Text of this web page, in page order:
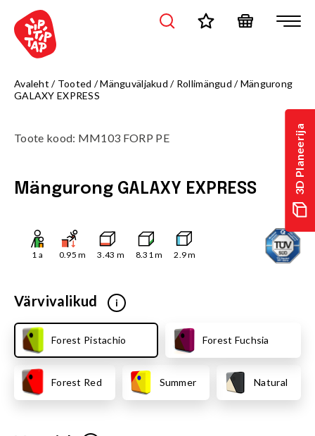
3D Planeerija
Avaleht / Tooted /Mänguväljakud / Rollimängud /Mängurong
GALAXY EXPRESS
Toote kood: MM103 FORP PE
Mängurong GALAXY EXPRESS
1 a 0.95 m 3.43 m 8.31m 2.9m
Värvivalikud i
Forest Pistachio Forest Fuchsia
Forest Red Summer Natural